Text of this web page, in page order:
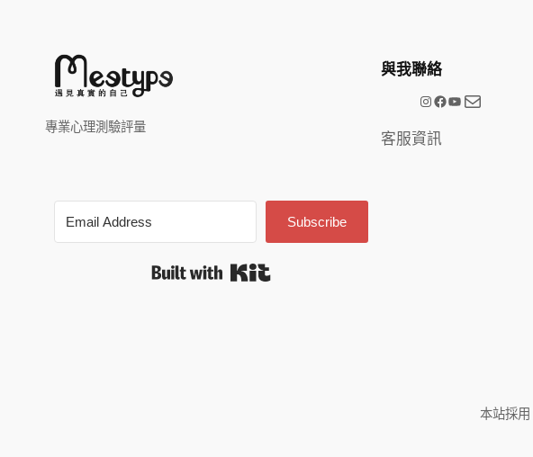
專業心理測驗評量
Subscribe
與我聯絡
@meetype.tw Facebook YouTube 電子郵件
客服資訊
本站採用